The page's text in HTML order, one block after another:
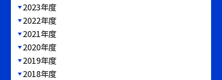
2023年度
2022年度
2021年度
2020年度
2019年度
2018年度